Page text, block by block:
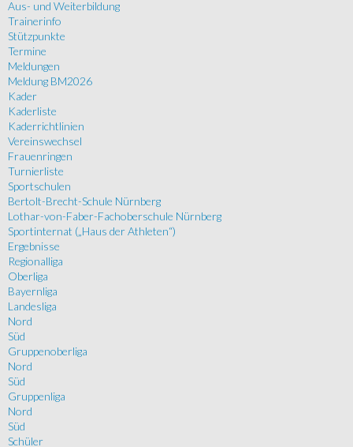
Aus- und Weiterbildung
Trainerinfo
Stützpunkte
Termine
Meldungen
Meldung BM2026
Kader
Kaderliste
Kaderrichtlinien
Vereinswechsel
Frauenringen
Turnierliste
Sportschulen
Bertolt-Brecht-Schule Nürnberg
Lothar-von-Faber-Fachoberschule Nürnberg
Sportinternat („Haus der Athleten“)
Ergebnisse
Regionalliga
Oberliga
Bayernliga
Landesliga
Nord
Süd
Gruppenoberliga
Nord
Süd
Gruppenliga
Nord
Süd
Schüler